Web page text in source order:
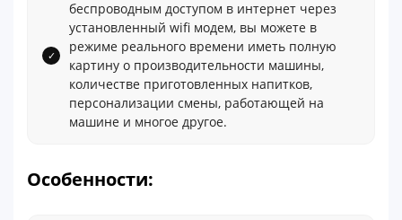
беспроводным доступом в интернет через
установленный wifi модем, вы можете в
режиме реального времени иметь полную
картину о производительности машины,
количестве приготовленных напитков,
персонализации смены, работающей на
машине и многое другое.
Особенности: